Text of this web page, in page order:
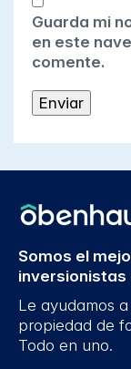
Guarda mi
en este
comente.
Somos el
inversionistas
Le ayudamos
propiedad de
Todo en uno.